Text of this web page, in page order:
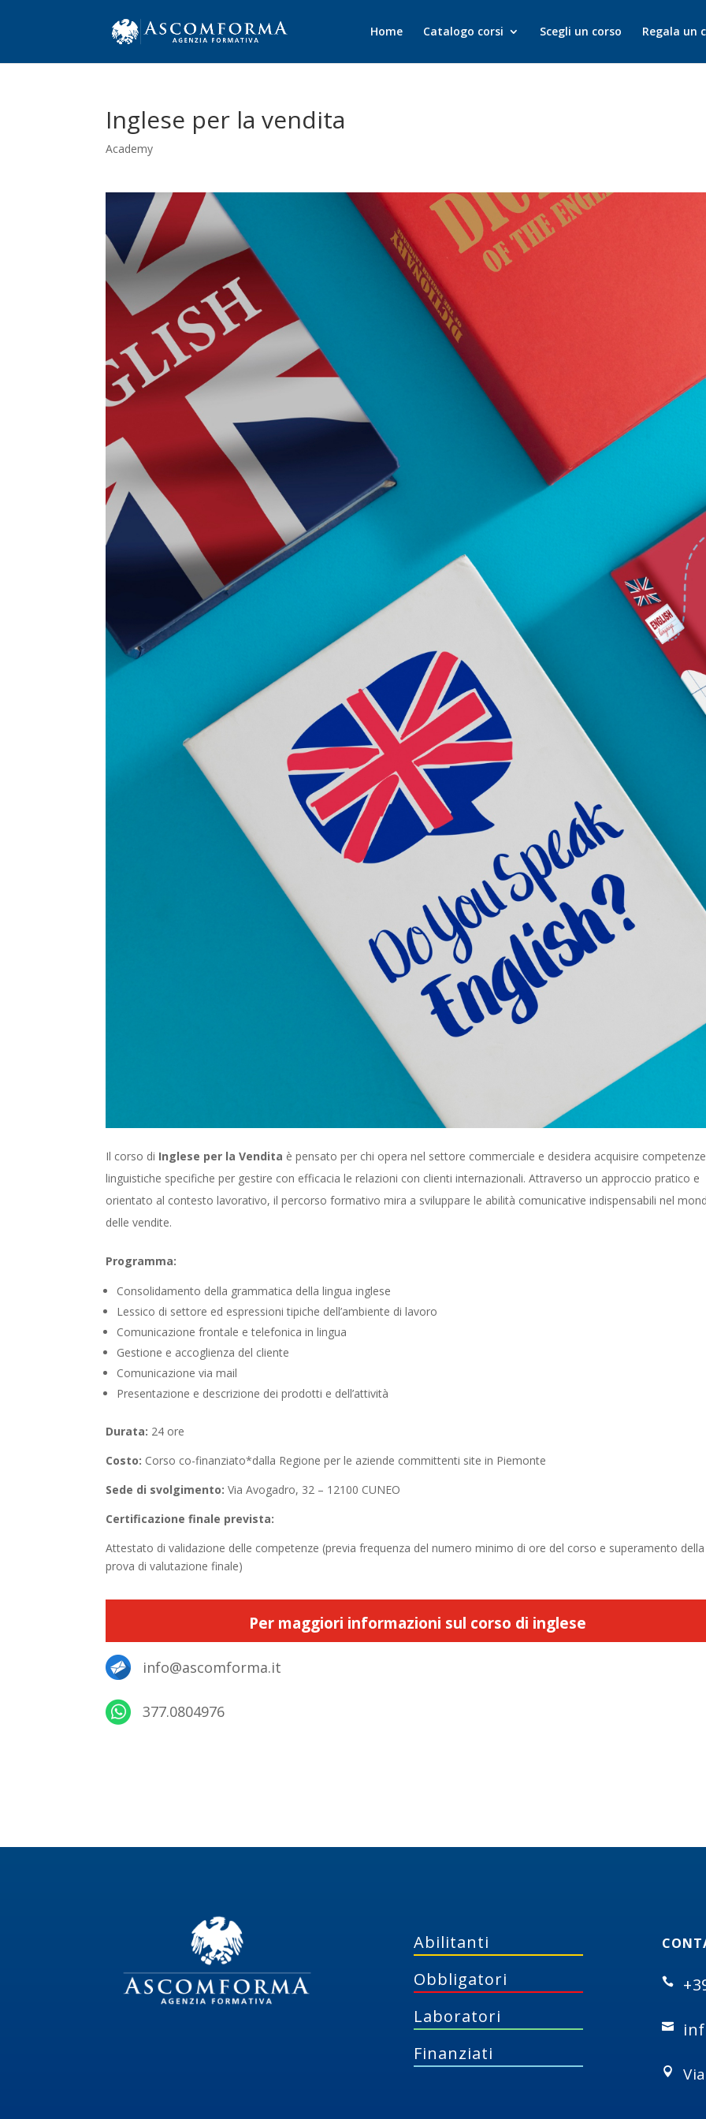
Home Catalogo corsi Scegli un corso Regala un
Inglese per la vendita
Academy
Il corso di Inglese per la Vendita è pensato per chi opera nel settore commerciale e desidera acquisire competenze
linguistiche specifiche per gestire con efficacia le relazioni con clienti internazionali. Attraverso un approccio pratico e
orientato al contesto lavorativo, il percorso formativo mira a sviluppare le abilità comunicative indispensabili nel
delle vendite.
Programma:
Consolidamento della grammatica della lingua inglese
Lessico di settore ed espressioni tipiche dell’ambiente di lavoro
Comunicazione frontale e telefonica in lingua
Gestione e accoglienza del cliente
Comunicazione via mail
Presentazione e descrizione dei prodotti e dell’attività
Durata: 24 ore
Costo: Corso co-finanziato*dalla Regione per le aziende committenti site in Piemonte
Sede di svolgimento: Via Avogadro, 32 – 12100 CUNEO
Certificazione finale prevista:
Attestato di validazione delle competenze (previa frequenza del numero minimo di ore del corso e superamento della
prova di valutazione finale)
Per maggiori informazioni sul corso di inglese
info@ascomforma.it
377.0804976
Abilitanti
Obbligatori
Laboratori
Finanziati


